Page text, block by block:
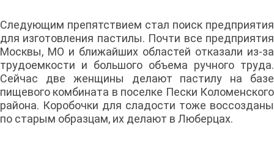
Следующим препятствием стал поиск предприятия
для изготовления пастилы. Почти все предприятия
Москвы, МО и ближайших областей отказали из-за
трудоемкости и большого объема ручного труда.
Сейчас две женщины делают пастилу на базе
пищевого комбината в поселке Пески Коломенского
района. Коробочки для сладости тоже воссозданы
по старым образцам, их делают в Люберцах.